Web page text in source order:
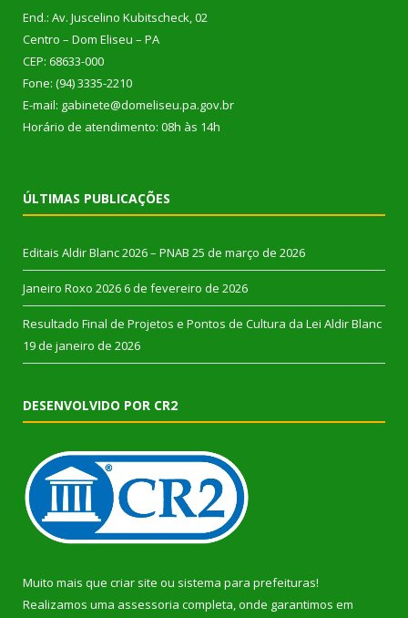
End.: Av. Juscelino Kubitscheck, 02
Centro – Dom Eliseu – PA
CEP: 68633-000
Fone: (94) 3335-2210
E-mail: gabinete@domeliseu.pa.gov.br
Horário de atendimento: 08h às 14h
ÚLTIMAS PUBLICAÇÕES
Editais Aldir Blanc 2026 – PNAB 25 de março de 2026
Janeiro Roxo 2026 6 de fevereiro de 2026
Resultado Final de Projetos e Pontos de Cultura da Lei Aldir Blanc
19 de janeiro de 2026
DESENVOLVIDO POR CR2
Muito mais que criar site ou sistema para prefeituras!
Realizamos uma assessoria completa, onde garantimos em